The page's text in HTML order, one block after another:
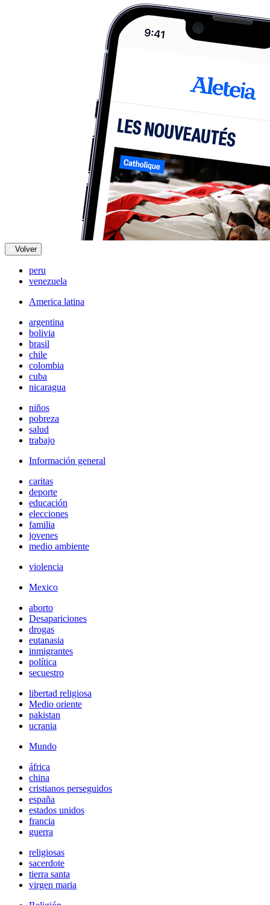
Volver
peru
venezuela
America latina
argentina
bolivia
brasil
chile
colombia
cuba
nicaragua
niños
pobreza
salud
trabajo
Información general
caritas
deporte
educación
elecciones
familia
jovenes
medio ambiente
violencia
Mexico
aborto
Desapariciones
drogas
eutanasia
inmigrantes
política
secuestro
libertad religiosa
Medio oriente
pakistan
ucrania
Mundo
áfrica
china
cristianos perseguidos
españa
estados unidos
francia
guerra
religiosas
sacerdote
tierra santa
virgen maria